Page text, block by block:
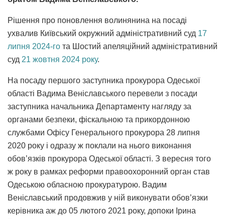
Рішення про поновлення волинянина на посаді
ухвалив Київський окружний адміністративний суд 17
липня 2024-го та Шостий апеляційний адміністративний
суд 21 жовтня 2024 року.
На посаду першого заступника прокурора Одеської
області Вадима Веніславського перевели з посади
заступника начальника Департаменту нагляду за
органами безпеки, фіскальною та прикордонною
службами Офісу Генерального прокурора 28 липня
2020 року і одразу ж поклали на нього виконання
обов’язків прокурора Одеської області. З вересня того
ж року в рамках реформи правоохоронний орган став
Одеською обласною прокуратурою. Вадим
Веніславський продовжив у ній виконувати обов’язки
керівника аж до 05 лютого 2021 року, допоки Ірина